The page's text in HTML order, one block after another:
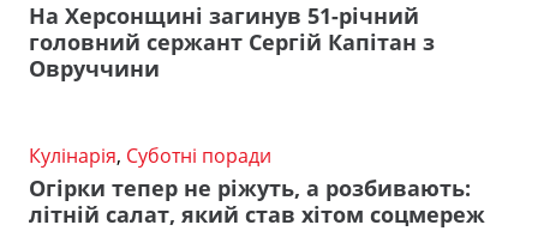
На Херсонщині загинув 51-річний
головний сержант Сергій Капітан з
Овруччини
Кулінарія, Суботні поради
Огірки тепер не ріжуть, а розбивають:
літній салат, який став хітом соцмереж